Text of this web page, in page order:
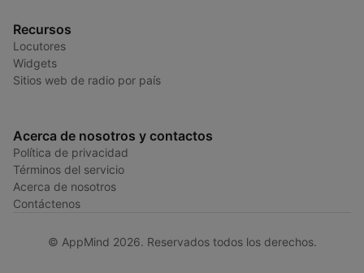
Recursos
Locutores
Widgets
Sitios web de radio por país
Acerca de nosotros y contactos
Política de privacidad
Términos del servicio
Acerca de nosotros
Contáctenos
© AppMind 2026. Reservados todos los derechos.